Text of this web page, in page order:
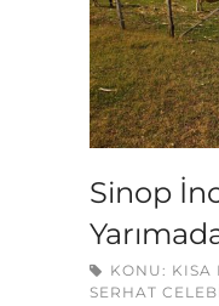
Sinop
KONU: KISA
SERHAT